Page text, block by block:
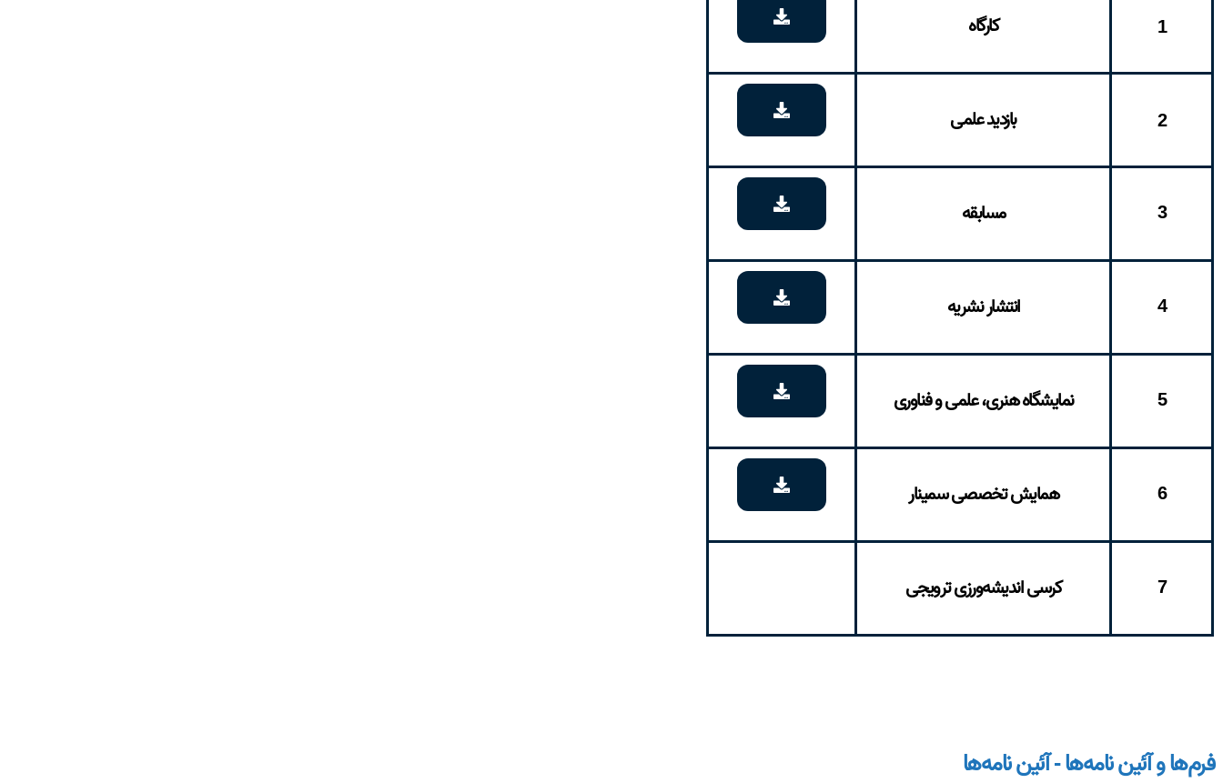
1 کارگاه
2 بازدید علمی
3 مسابقه
4 انتشار نشریه
5 نمایشگاه هنری، علمی و فناوری
6 همایش تخصصی سمینار
7 کرسی اندیشه‌ورزی ترویجی
فرم‌ها و آئین نامه‌ها - آئین نامه‌ها